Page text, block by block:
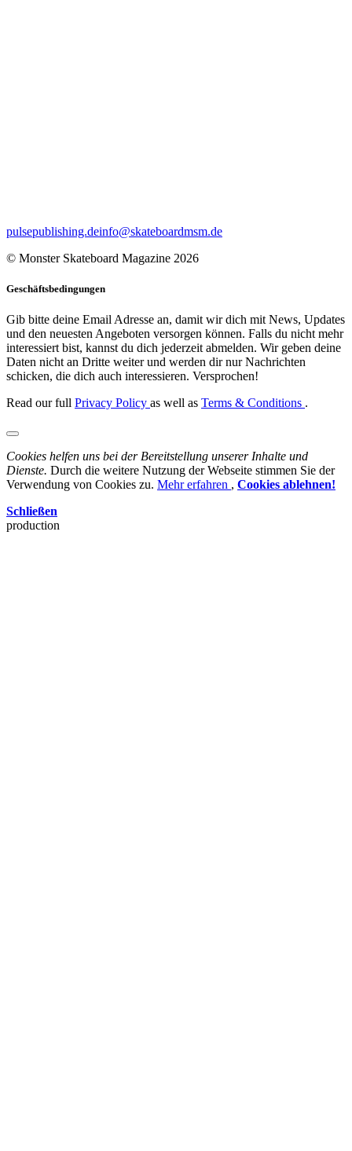
pulsepublishing.deinfo@skateboardmsm.de
© Monster Skateboard Magazine 2026
Geschäftsbedingungen
Gib bitte deine Email Adresse an, damit wir dich mit News, Updates
und den neuesten Angeboten versorgen können. Falls du nicht mehr
interessiert bist, kannst du dich jederzeit abmelden. Wir geben deine
Daten nicht an Dritte weiter und werden dir nur Nachrichten
schicken, die dich auch interessieren. Versprochen!
Read our full Privacy Policy as well as Terms & Conditions .
Cookies helfen uns bei der Bereitstellung unserer Inhalte und
Dienste. Durch die weitere Nutzung der Webseite stimmen Sie der
Verwendung von Cookies zu. Mehr erfahren , Cookies ablehnen!
Schließen
production